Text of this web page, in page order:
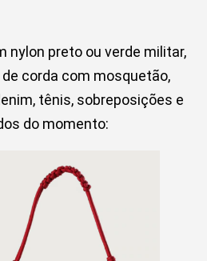
nylon preto ou verde militar,
corda com mosquetão,
tênis, sobreposições e
do momento: